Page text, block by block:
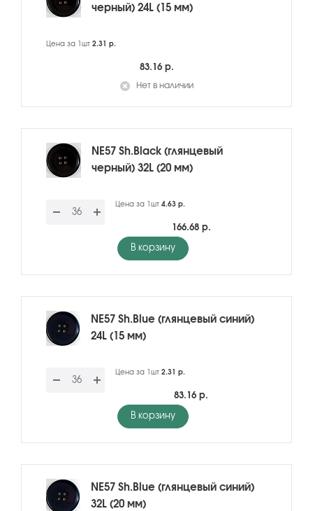
черный) 24L (15 мм)
Цена за 1шт 2.31 р.
83.16 р.
Нет в наличии
NE57 Sh.Black (глянцевый
черный) 32L (20 мм)
Цена за 1шт 4.63 р.
166.68 р.
В корзину
NE57 Sh.Blue (глянцевый синий)
24L (15 мм)
Цена за 1шт 2.31 р.
83.16 р.
В корзину
NE57 Sh.Blue (глянцевый синий)
32L (20 мм)